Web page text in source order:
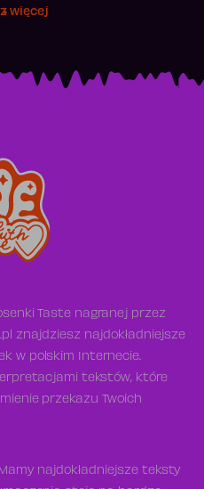
więcej
Taste nagranej przez
znajdziesz najdokładniejsze
w polskim Internecie.
tekstów, które
przekazu Twoich
najdokładniejsze teksty